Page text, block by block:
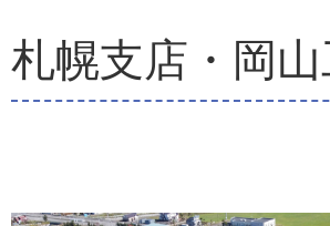
札幌支店・岡